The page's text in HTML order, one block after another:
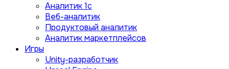
Aналитик 1с
Веб-аналитик
Продуктовый аналитик
Аналитик маркетплейсов
Игры
Unity-разработчик